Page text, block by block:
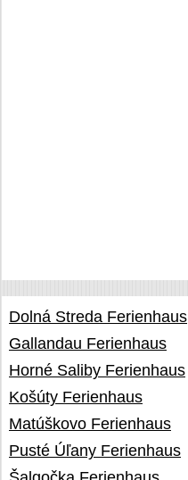
Dolná Streda Ferienhaus
Gallandau Ferienhaus
Horné Saliby Ferienhaus
Košúty Ferienhaus
Matúškovo Ferienhaus
Pusté Úľany Ferienhaus